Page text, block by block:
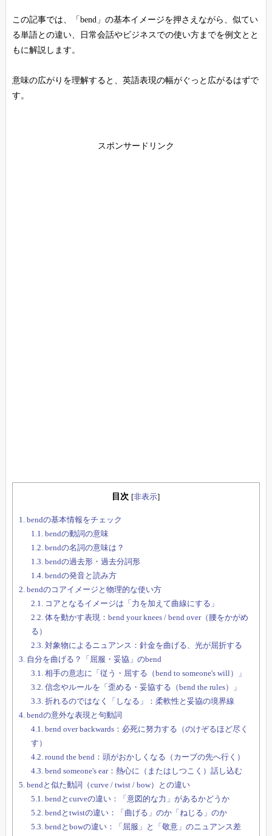
この記事では、「bend」の基本イメージを押さえながら、似てい
る単語との違い、日常会話やビジネスでの使い方までを例文とと
もに解説します。
意味の広がりを理解すると、英語表現の幅がぐっと広がるはずで
す。
スポンサードリンク
目次 [非表示]
1. bendの基本情報をチェック
1.1. bendの動詞の意味
1.2. bendの名詞の意味は？
1.3. bendの過去形・過去分詞形
1.4. bendの発音と読み方
2. bendのコアイメージと物理的な使い方
2.1.
コアとなるイメージは「力を加えて曲線にする」
2.2. 体を動かす表現：bend your knees / bend over（腰をかがめ
る）
2.3. 対象物によるニュアンス：針金を曲げる、光が屈折する
3. 自分を曲げる？「屈服・妥協」のbend
3.1. 相手の意志に「従う・屈する（bend to someone's will）」
3.2. 信念やルールを「歪める・妥協する（bend the rules）」
3.3. 折れるのではなく「しなる」：柔軟性と妥協の境界線
4. bendの意外な表現と句動詞
4.1. bend over backwards：必死に努力する（のけぞるほど尽く
す）
4.2. round the bend：頭がおかしくなる（カーブの先へ行く）
4.3. bend someone's ear：熱心に（またはしつこく）話し込む
5. bendと似た動詞（curve / twist / bow）との違い
5.1. bendとcurveの違い：「意図的な力」があるかどうか
5.2. bendとtwistの違い：「曲げる」のか「ねじる」のか
5.3. bendとbowの違い：「屈服」と「敬意」のニュアンス差